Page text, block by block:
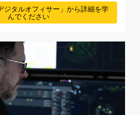
ジタルオフィサー」から詳細を学
んでください